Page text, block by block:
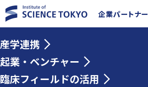
企業パートナー
産学連携
起業・ベンチャー
臨床フィールドの活用